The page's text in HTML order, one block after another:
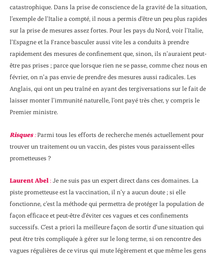
catastrophique. Dans la prise de conscience de la gravité de la situation,
l’exemple de l’Italie a compté, il nous a permis d’être un peu plus rapides
sur la prise de mesures assez fortes. Pour les pays du Nord, voir l’Italie,
l’Espagne et la France basculer aussi vite les a conduits à prendre
rapidement des mesures de confinement que, sinon, ils n’auraient peut-
être pas prises ; parce que lorsque rien ne se passe, comme chez nous en
février, on n’a pas envie de prendre des mesures aussi radicales. Les
Anglais, qui ont un peu traîné en ayant des tergiversations sur le fait de
laisser monter l’immunité naturelle, l’ont payé très cher, y compris le
Premier ministre.
Risques:Parmi tous les efforts de recherche menés actuellement pour
trouver un traitement ou un vaccin, des pistes vous paraissent-elles
prometteuses ?
Laurent Abel :Je ne suis pas un expert direct dans ces domaines. La
piste prometteuse est la vaccination, il n’y a aucun doute ; si elle
fonctionne, c’est la méthode qui permettra de protéger la population de
façon efficace et peut-être d’éviter ces vagues et ces confinements
successifs. C’est a priori la meilleure façon de sortir d’une situation qui
peut être très compliquée à gérer sur le long terme, si on rencontre des
vagues régulières de ce virus qui mute légèrement et que même les gens